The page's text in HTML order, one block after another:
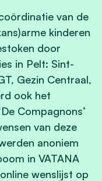
van de
kinderen
door
in Pelt: Sint-
Gezin Centraal,
ook het
Compagnons’
van deze
anoniem
in VATANA
wenslijst op